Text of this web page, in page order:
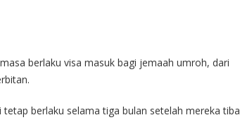
berlaku visa masuk bagi jemaah umroh, dari
berlaku selama tiga bulan setelah mereka tiba